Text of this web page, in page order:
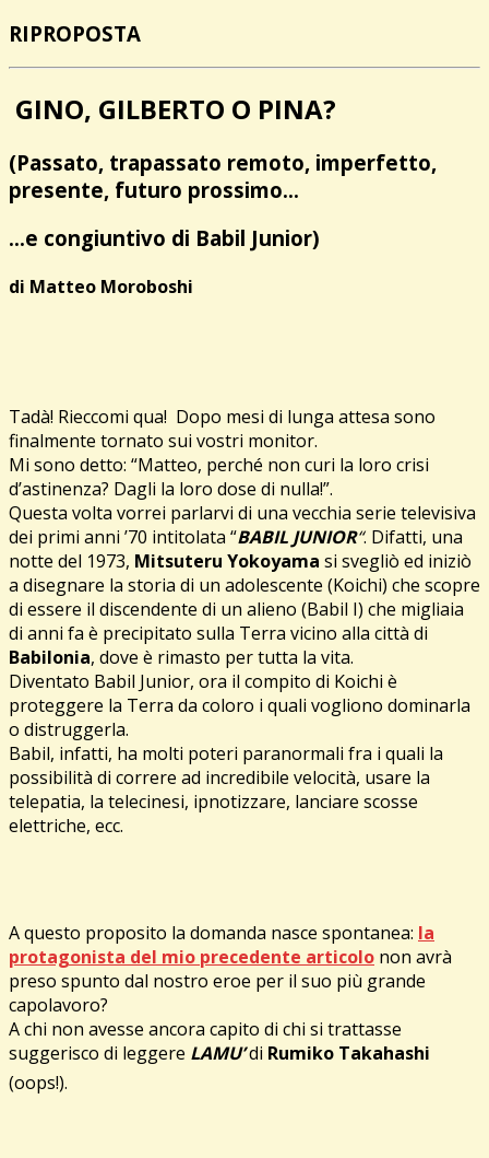
RIPROPOSTA
GINO, GILBERTO O PINA?
(Passato, trapassato remoto, imperfetto,
presente, futuro prossimo…
…e congiuntivo di Babil Junior)
di Matteo Moroboshi
Tadà! Rieccomi qua! Dopo mesi di lunga attesa sono
finalmente tornato sui vostri monitor.
Mi sono detto: “Matteo, perché non curi la loro crisi
d’astinenza? Dagli la loro dose di nulla!”.
Questa volta vorrei parlarvi di una vecchia serie televisiva
dei primi anni ’70 intitolata “BABIL JUNIOR“. Difatti, una
notte del 1973, Mitsuteru Yokoyama si svegliò ed iniziò
a disegnare la storia di un adolescente (Koichi) che scopre
di essere il discendente di un alieno (Babil I) che migliaia
di anni fa è precipitato sulla Terra vicino alla città di
Babilonia, dove è rimasto per tutta la vita.
Diventato Babil Junior, ora il compito di Koichi è
proteggere la Terra da coloro i quali vogliono dominarla
o distruggerla.
Babil, infatti, ha molti poteri paranormali fra i quali la
possibilità di correre ad incredibile velocità, usare la
telepatia, la telecinesi, ipnotizzare, lanciare scosse
elettriche, ecc.
A questo proposito la domanda nasce spontanea: la
protagonista del mio precedente articolo non avrà
preso spunto dal nostro eroe per il suo più grande
capolavoro?
A chi non avesse ancora capito di chi si trattasse
suggerisco di leggere LAMU’di Rumiko Takahashi
(oops!).